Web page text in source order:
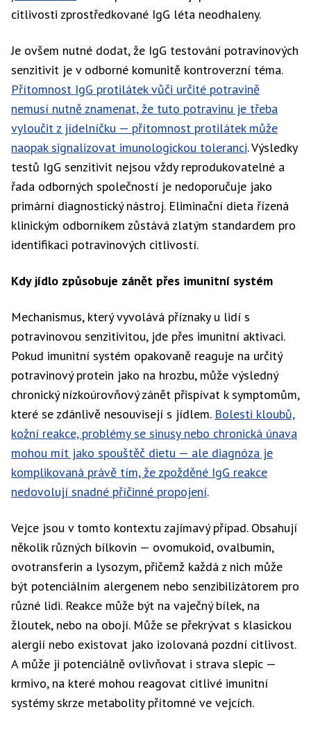
citlivosti zprostředkované IgG léta neodhaleny.
Je ovšem nutné dodat, že IgG testování potravinových
senzitivit je v odborné komunitě kontroverzní téma.
Přítomnost IgG protilátek vůči určité potravině
nemusí nutně znamenat, že tuto potravinu je třeba
vyloučit z jídelníčku — přítomnost protilátek může
naopak signalizovat imunologickou toleranci. Výsledky
testů IgG senzitivit nejsou vždy reprodukovatelné a
řada odborných společností je nedoporučuje jako
primární diagnostický nástroj. Eliminační dieta řízená
klinickým odborníkem zůstává zlatým standardem pro
identifikaci potravinových citlivostí.
Kdy jídlo způsobuje zánět přes imunitní systém
Mechanismus, který vyvolává příznaky u lidí s
potravinovou senzitivitou, jde přes imunitní aktivaci.
Pokud imunitní systém opakovaně reaguje na určitý
potravinový protein jako na hrozbu, může výsledný
chronický nízkoúrovňový zánět přispívat k symptomům,
které se zdánlivě nesouvisejí s jídlem. Bolesti kloubů,
kožní reakce, problémy se sinusy nebo chronická únava
mohou mít jako spouštěč dietu — ale diagnóza je
komplikovaná právě tím, že zpožděné IgG reakce
nedovolují snadné příčinné propojení.
Vejce jsou v tomto kontextu zajímavý případ. Obsahují
několik různých bílkovin — ovomukoid, ovalbumin,
ovotransferin a lysozym, přičemž každá z nich může
být potenciálním alergenem nebo senzibilizátorem pro
různé lidi. Reakce může být na vaječný bílek, na
žloutek, nebo na obojí. Může se překrývat s klasickou
alergií nebo existovat jako izolovaná pozdní citlivost.
A může ji potenciálně ovlivňovat i strava slepic —
krmivo, na které mohou reagovat citlivé imunitní
systémy skrze metabolity přítomné ve vejcích.